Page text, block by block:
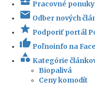
Pracovné ponuky
email Odber nových
star Podporiť portál
thumb_up Poľnoinfo na
category Kategórie
Biopalivá
Ceny komodít